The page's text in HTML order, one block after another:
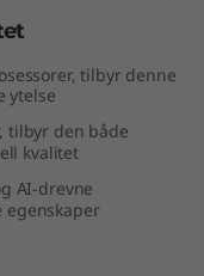
tilbyr denne
ytelse
tilbyr den både
kvalitet
AI-drevne